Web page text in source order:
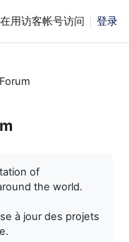
用访客帐号访问 登录
of
the world.
à jour des projets